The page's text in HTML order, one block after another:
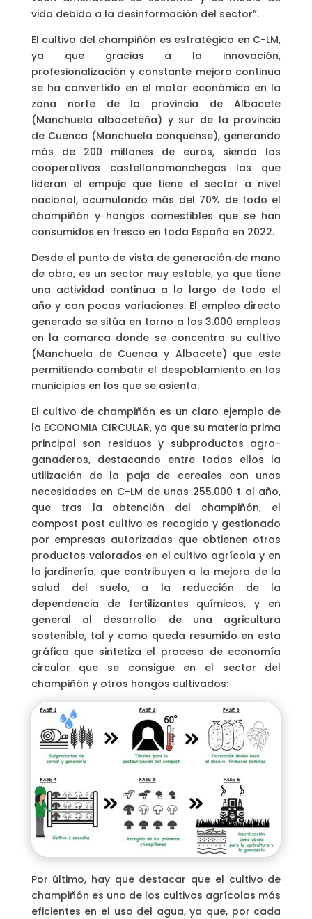
vida debido a la desinformación del sector”.
El cultivo del champiñón es estratégico en C-LM,
ya que gracias a la innovación,
profesionalización y constante mejora continua
se ha convertido en el motor económico en la
zona norte de la provincia de Albacete
(Manchuela albaceteña) y sur de la provincia
de Cuenca (Manchuela conquense), generando
más de 200 millones de euros, siendo las
cooperativas castellanomanchegas las que
lideran el empuje que tiene el sector a nivel
nacional, acumulando más del 70% de todo el
champiñón y hongos comestibles que se han
consumidos en fresco en toda España en 2022.
Desde el punto de vista de generación de mano
de obra, es un sector muy estable, ya que tiene
una actividad continua a lo largo de todo el
año y con pocas variaciones. El empleo directo
generado se sitúa en torno a los 3.000 empleos
en la comarca donde se concentra su cultivo
(Manchuela de Cuenca y Albacete) que este
permitiendo combatir el despoblamiento en los
municipios en los que se asienta.
El cultivo de champiñón es un claro ejemplo de
la ECONOMIA CIRCULAR, ya que su materia prima
principal son residuos y subproductos agro-
ganaderos, destacando entre todos ellos la
utilización de la paja de cereales con unas
necesidades en C-LM de unas 255.000 t al año,
que tras la obtención del champiñón, el
compost post cultivo es recogido y gestionado
por empresas autorizadas que obtienen otros
productos valorados en el cultivo agrícola y en
la jardinería, que contribuyen a la mejora de la
salud del suelo, a la reducción de la
dependencia de fertilizantes químicos, y en
general al desarrollo de una agricultura
sostenible, tal y como queda resumido en esta
gráfica que sintetiza el proceso de economía
circular que se consigue en el sector del
champiñón y otros hongos cultivados:
Por último, hay que destacar que el cultivo de
champiñón es uno de los cultivos agrícolas más
eficientes en el uso del agua, ya que, por cada